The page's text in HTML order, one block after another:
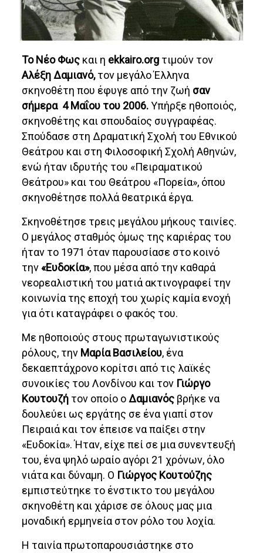
Το Νέο Φως και η ekkairo.org τιμούν τον
Αλέξη Δαμιανό,τον μεγάλο Έλληνα
σκηνοθέτη που έφυγε από την ζωή σαν
σήμερα 4 Μαΐου του 2006.Υπήρξε ηθοποιός,
σκηνοθέτης και σπουδαίος συγγραφέας.
Σπούδασε στη Δραματική Σχολή του Εθνικού
Θεάτρου και στη Φιλοσοφική Σχολή Αθηνών,
ενώ ήταν ιδρυτής του «Πειραματικού
Θεάτρου» και του Θεάτρου «Πορεία», όπου
σκηνοθέτησε πολλά θεατρικά έργα.
Σκηνοθέτησε τρεις μεγάλου μήκους ταινίες.
Ο μεγάλος σταθμός όμως της καριέρας του
ήταν το 1971 όταν παρουσίασε στο κοινό
την«Ευδοκία», που μέσα από την καθαρά
νεορεαλιστική του ματιά ακτινογραφεί την
κοινωνία της εποχή του χωρίς καμία ενοχή
για ότι καταγράφει ο φακός του.
Με ηθοποιούς στους πρωταγωνιστικούς
ρόλους, την Μαρία Βασιλείου, ένα
δεκαεπτάχρονο κορίτσι από τις λαϊκές
συνοικίες του Λονδίνου και τον Γιώργο
Κουτουζή τον οποίο ο Δαμιανός βρήκε να
δουλεύει ως εργάτης σε ένα γιαπί στον
Πειραιά και τον έπεισε να παίξει στην
«Ευδοκία». Ήταν, είχε πεί σε μια συνεντευξή
του, ένα ψηλό ωραίο αγόρι 21 χρόνων, όλο
νιάτα και δύναμη. Ο Γιώργος Κουτούζης
εμπιστεύτηκε το ένστικτο του μεγάλου
σκηνοθέτη και χάρισε σε όλους μας μια
μοναδική ερμηνεία στον ρόλο του λοχία.
Η ταινία πρωτοπαρουσιάστηκε στο